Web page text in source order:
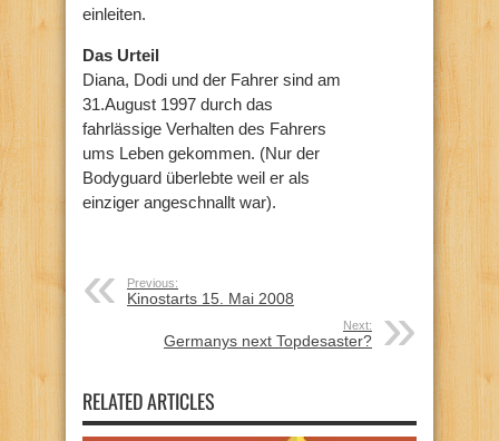
einleiten.
Das Urteil
Diana, Dodi und der Fahrer sind am
31.August 1997 durch das
fahrlässige Verhalten des Fahrers
ums Leben gekommen. (Nur der
Bodyguard überlebte weil er als
einziger angeschnallt war).
Previous:
Kinostarts 15. Mai 2008
Next:
Germanys next Topdesaster?
RELATED ARTICLES